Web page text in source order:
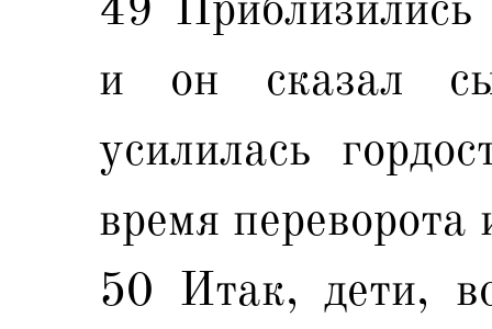
и он сказал
усилилась
время переворота
50 Итак, дети,